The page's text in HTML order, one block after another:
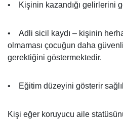
• Kişinin kazandığı gelirlerini
• Adli sicil kaydı – kişinin
olmaması çocuğun daha
gerektiğini göstermektedir.
• Eğitim düzeyini gösterir
Kişi eğer koruyucu aile